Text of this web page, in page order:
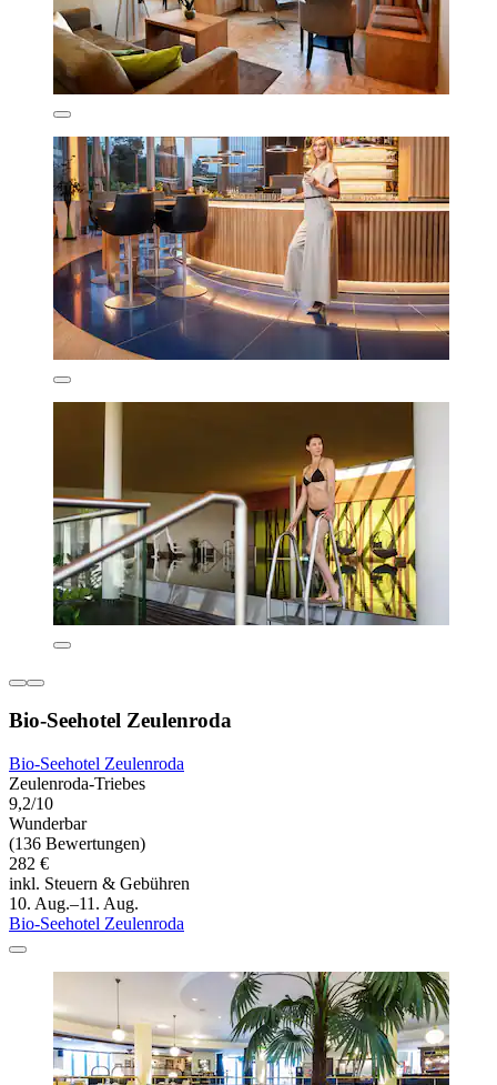
Bio-Seehotel Zeulenroda
Bio-Seehotel Zeulenroda
Zeulenroda-Triebes
9,2/10
Wunderbar
(136 Bewertungen)
282 €
inkl. Steuern & Gebühren
10. Aug.–11. Aug.
Bio-Seehotel Zeulenroda